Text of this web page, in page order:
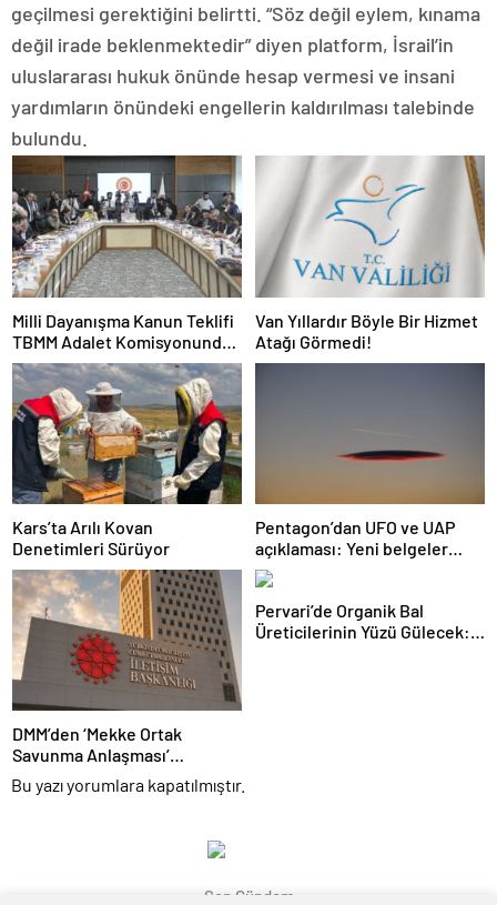
geçilmesi gerektiğini belirtti. “Söz değil eylem, kınama
değil irade beklenmektedir” diyen platform, İsrail’in
uluslararası hukuk önünde hesap vermesi ve insani
yardımların önündeki engellerin kaldırılması talebinde
bulundu.
Milli Dayanışma Kanun Teklifi
TBMM Adalet Komisyonunda
kabul edildi
Van Yıllardır Böyle Bir Hizmet
Atağı Görmedi!
Kars’ta Arılı Kovan
Denetimleri Sürüyor
Pentagon’dan UFO ve UAP
açıklaması: Yeni belgeler
kamuoyuyla paylaşıldı
DMM’den ‘Mekke Ortak
Savunma Anlaşması’
iddialarına yalanlama
Pervari’de Organik Bal
Üreticilerinin Yüzü Gülecek:
Bu yazı yorumlara kapatılmıştır.
Son Gündem